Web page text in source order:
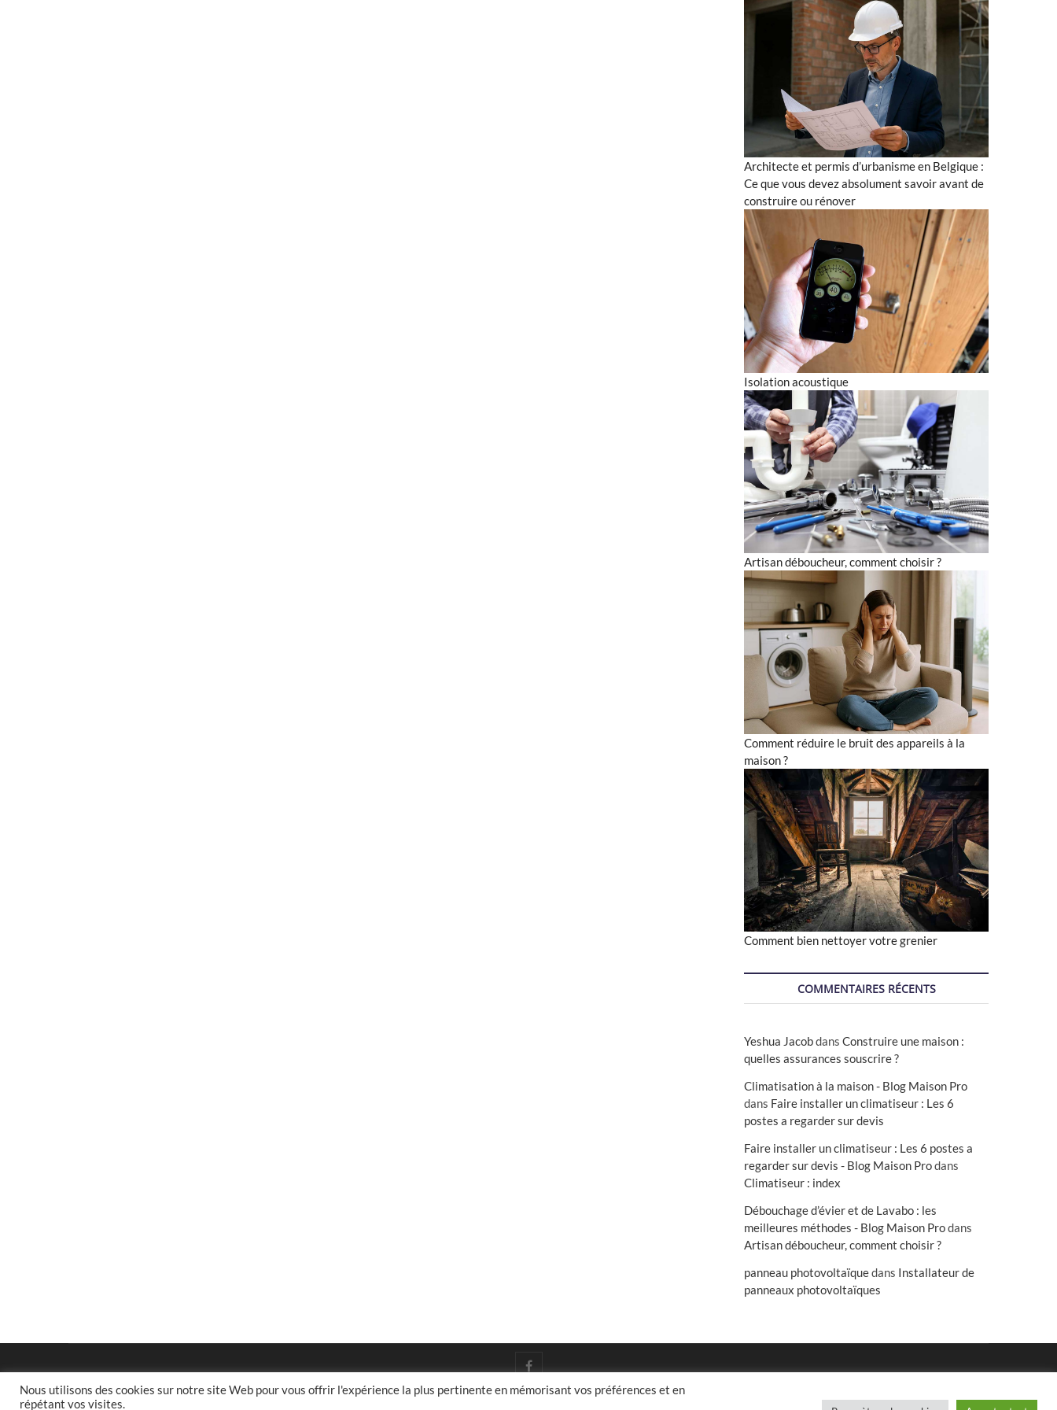
Architecte et permis d’urbanisme en Belgique :
Ce que vous devez absolument savoir avant de
construire ou rénover
Isolation acoustique
Artisan déboucheur, comment choisir ?
Comment réduire le bruit des appareils à la
maison ?
Comment bien nettoyer votre grenier
COMMENTAIRES RÉCENTS
Yeshua Jacobdans Construire une maison :
quelles assurances souscrire ?
Climatisation à la maison - Blog Maison Pro
dans Faire installer un climatiseur : Les 6
postes a regarder sur devis
Faire installer un climatiseur : Les 6 postes a
regarder sur devis - Blog Maison Prodans
Climatiseur : index
Débouchage d’évier et de Lavabo : les
meilleures méthodes - Blog Maison Prodans
Artisan déboucheur, comment choisir ?
panneau photovoltaïquedans Installateur de
panneaux photovoltaïques
facebook
Nous utilisons des cookies sur notre site Web pour vous offrir l'expérience la plus pertinente en mémorisant vos préférences et en
répétant vos visites.